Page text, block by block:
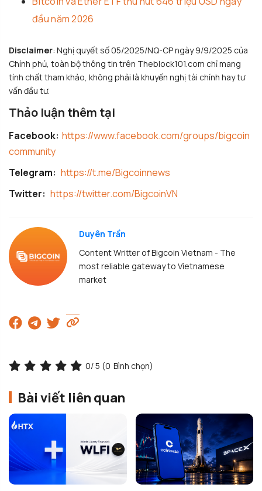
đầu năm 2026
Disclaimer: Nghị quyết số 05/2025/NQ-CP ngày 9/9/2025 của
Chính phủ, toàn bộ thông tin trên Theblock101.com chỉ mang
tính chất tham khảo, không phải là khuyến nghị tài chính hay tư
vấn đầu tư.
Thảo luận thêm tại
Facebook: https://www.facebook.com/groups/bigcoin
community
Telegram: https://t.me/Bigcoinnews
Twitter: https://twitter.com/BigcoinVN
Duyên Trần
Content Writter of Bigcoin Vietnam - The
most reliable gateway to Vietnamese
market
0/ 5 (0 Bình chọn)
Bài viết liên quan